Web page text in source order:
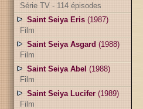
Série TV - 114 épisodes
Saint Seiya Eris (1987)
Film
Saint Seiya Asgard (1988)
Film
Saint Seiya Abel (1988)
Film
Saint Seiya Lucifer (1989)
Film